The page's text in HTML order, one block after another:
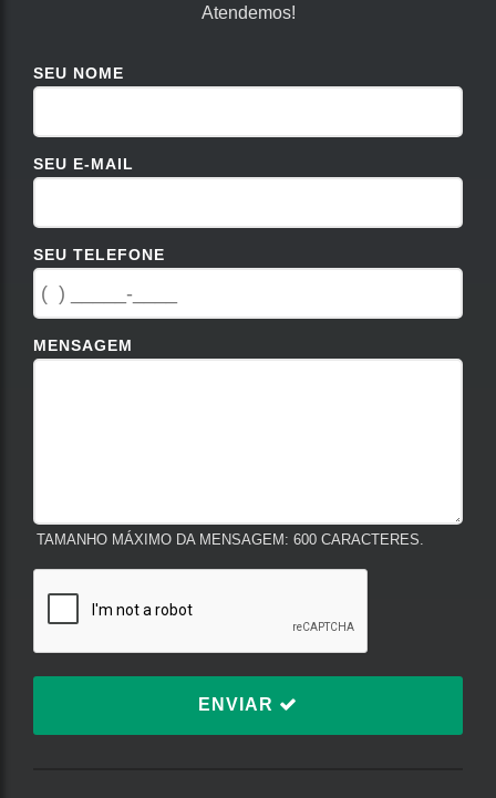
Atendemos!
SEU NOME
SEU E-MAIL
SEU TELEFONE
MENSAGEM
TAMANHO MÁXIMO DA MENSAGEM: 600 CARACTERES.
ENVIAR